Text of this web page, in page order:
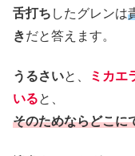
舌打ち したグレンは
きだと答えます。
うるさいと、 ミカエ
いると、
そのためならどこに